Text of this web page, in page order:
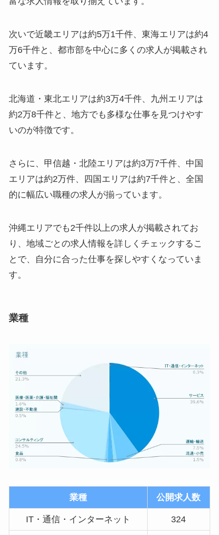
次いで近畿エリアは約5万1千件、東海エリアは約4
万6千件と、都市部を中心に多くの求人が掲載され
ています。
北海道・東北エリアは約3万4千件、九州エリアは
約2万8千件と、地方でも多様な仕事を見つけやす
いのが特徴です。
さらに、甲信越・北陸エリアは約3万7千件、中国
エリアは約2万件、四国エリアは約7千件と、全国
的に幅広い職種の求人が揃っています。
沖縄エリアでも2千件以上の求人が掲載されてお
り、地域ごとの求人情報を詳しくチェックするこ
とで、自分に合った仕事を探しやすくなっていま
す。
業種
業種 公開求人数
IT・通信・インターネット 324